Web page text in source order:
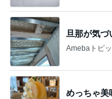
旦那が気づ
Amebaトピ
めっちゃ美